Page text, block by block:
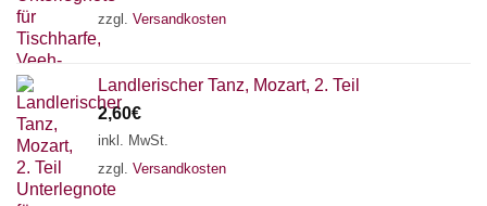
zzgl. Versandkosten
Landlerischer Tanz, Mozart, 2. Teil
2,60€
inkl. MwSt.
zzgl. Versandkosten
Chat Support
18 SAITEN